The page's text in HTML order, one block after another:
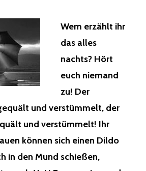
M
I
D
⭐
N
K
A
S
W
GEBIETEN
GLADBACH,
LEVERKUSEN,
RHEINISCH
BERGISCHER
BERLIN,
KÖLN,
Wem erzählt ihr
das alles
nachts? Hört
euch niemand
zu! Der
und verstümmelt, der
und verstümmelt! Ihr
können sich einen Dildo
in den Mund schießen,